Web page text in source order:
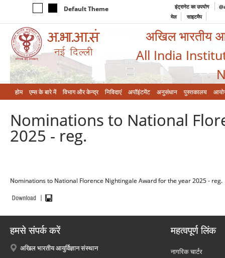
Default Theme इंट्रानेट का उपयोग
मेल
साइटमैप
अखिल भारतीय
All India
होम एम्‍स के बारे में विभाग और केन्‍द्र निविदाएं अपॉइंटमेंट अनुसंधान पुस्तकालय
Nominations to National
2025 - reg.
Nominations to National Florence Nightingale Award for the year 2025 - reg.
हमसे संपर्क करें
अखिल भारतीय आयुर्विज्ञान संस्थान
महत्वपूर्ण लिंक
नागरिक चार्टर